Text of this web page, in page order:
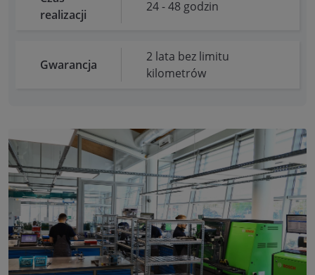
realizacji
24 - 48 godzin
Gwarancja
2 lata bez limitu
kilometrów